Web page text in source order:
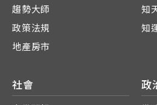
趨勢大師
政策法規
地產房市
知
知
社會 政